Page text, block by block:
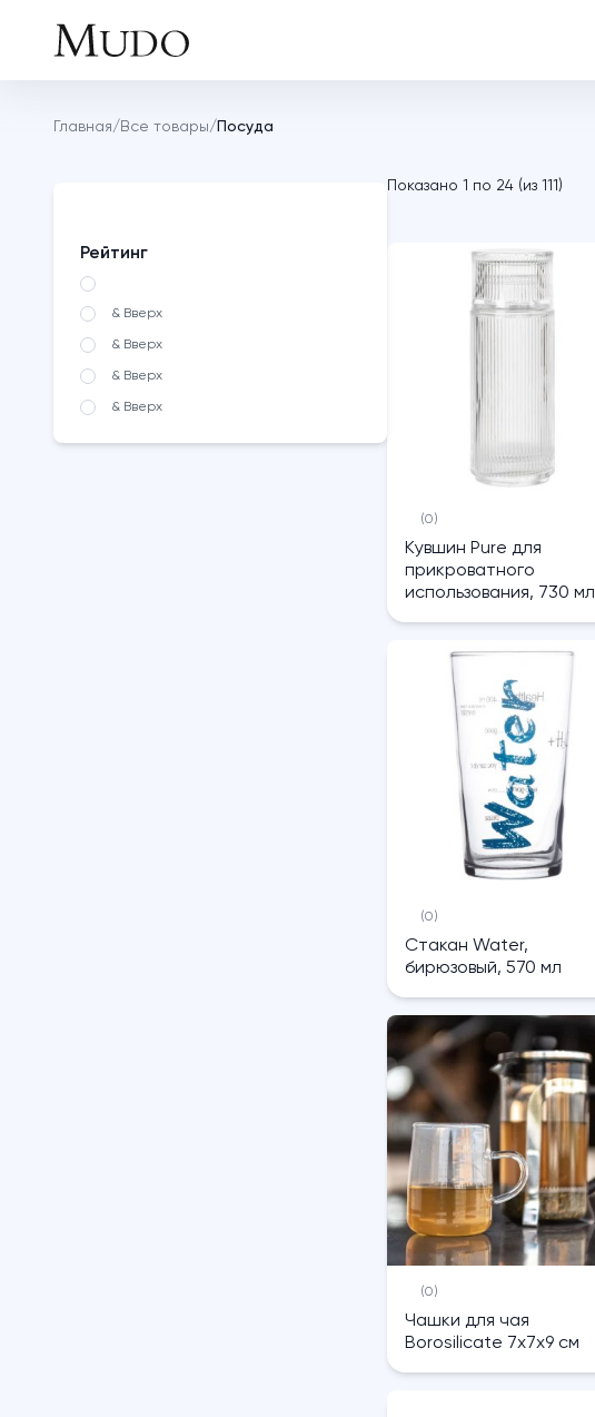
Главная/ Все товары/ Посуда
Рейтинг
& Вверх
& Вверх
& Вверх
& Вверх
Показано 1 по 24 (из 111 )
(0)
Кувшин Pure для
прикроватного
использования, 730 мл
(0)
Стакан Water,
бирюзовый, 570 мл
(0)
Чашки для чая
Borosilicate 7х7х9 см